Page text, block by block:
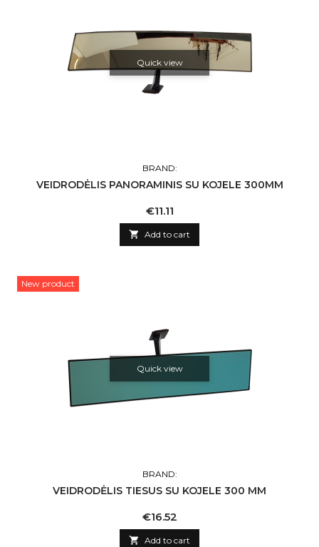
Quick view
BRAND:
VEIDRODĖLIS PANORAMINIS SU KOJELE 300MM
Price
€11.11
 Add to cart
New product
Quick view
BRAND:
VEIDRODĖLIS TIESUS SU KOJELE 300 MM
Price
€16.52
 Add to cart